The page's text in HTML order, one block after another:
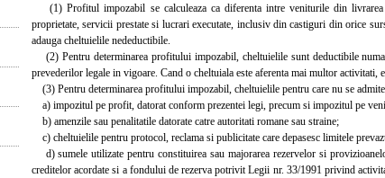
(1) Profitul impozabil se calculeaza ca diferenta intre veniturile din
proprietate, servicii prestate si lucrari executate, inclusiv din castiguri din orice
adauga cheltuielile nedeductibile.
(2) Pentru determinarea profitului impozabil, cheltuielile sunt deductibile
prevederilor legale in vigoare. Cand o cheltuiala este aferenta mai multor activitati,
(3) Pentru determinarea profitului impozabil, cheltuielile pentru care nu se
a) impozitul pe profit, datorat conform prezentei legi, precum si impozitul pe
b) amenzile sau penalitatile datorate catre autoritati romane sau straine;
c) cheltuielile pentru protocol, reclama si publicitate care depasesc limitele
d) sumele utilizate pentru constituirea sau majorarea rezervelor si
creditelor acordate si a fondului de rezerva potrivit Legii nr. 33/1991 privind